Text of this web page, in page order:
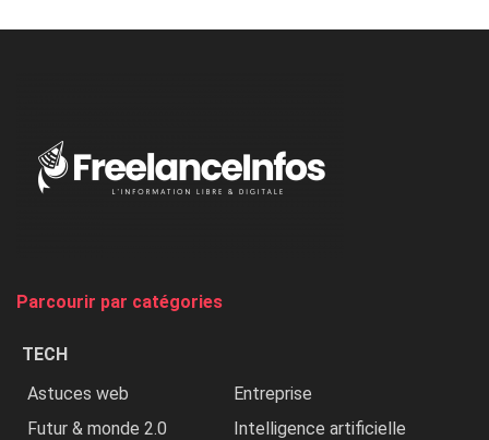
Nigeria,
Parcourir par catégories
TECH
Astuces web
Entreprise
Futur & monde 2.0
Intelligence artificielle